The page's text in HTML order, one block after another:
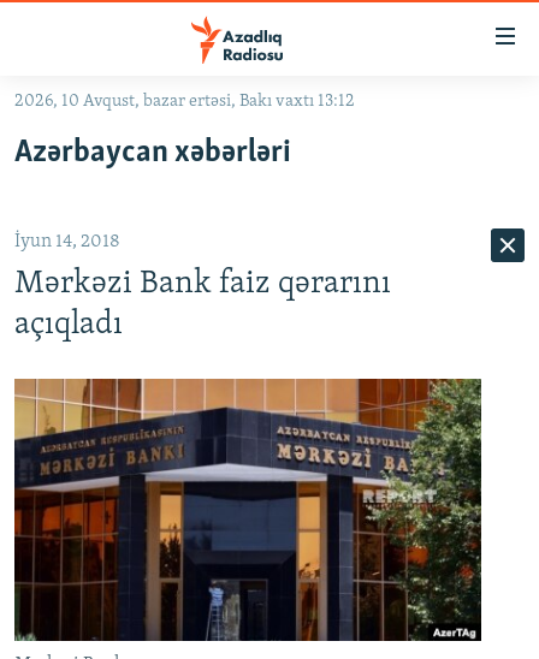
Əsas
qayıt
qayıt
Axtarışa
#ƏSLINDƏ
QANUNI DOĞRU
ARAŞDIRMA
MULTIMEDIA
VIDEO
FOTOQALEREYA
İNFOQRAFIKA
RADIO ARXIV
OXU ZALI
AZƏRBAYCAN ƏDƏBIYYATI KITABXANASI
HAQQIMIZDA
MISSIYAMIZ
PEŞƏ ETIKASI VƏ JURNALISTIKA STANDARTLARIMIZ
BIZI IZLƏ
2026, 10 Avqust, bazar ertəsi, Bakı vaxtı 13:12
Azərbaycan xəbərləri
İyun 14, 2018
Mərkəzi Bank faiz qərarını
açıqladı